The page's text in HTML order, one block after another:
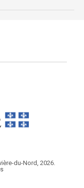
du-Nord, 2026.